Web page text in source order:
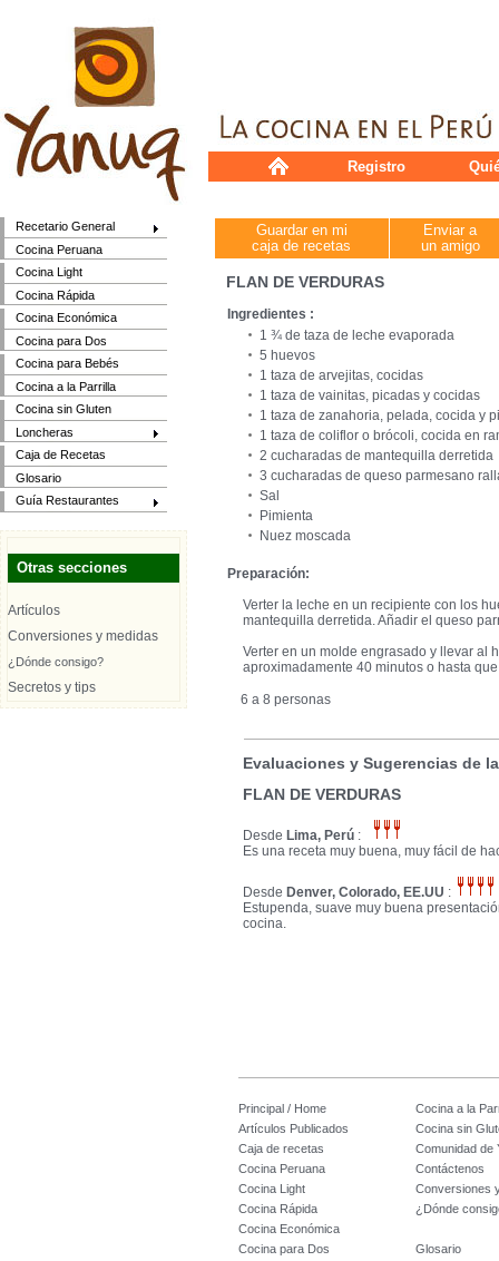
Recetario General
Cocina Peruana
Cocina Light
Cocina Rápida
Cocina Económica
Cocina para Dos
Cocina para Bebés
Cocina a la Parrilla
Cocina sin Gluten
Loncheras
Caja de Recetas
Glosario
Guía Restaurantes
Otras secciones
Artículos
Conversiones y medidas
¿Dónde consigo?
Secretos y tips
Registro
Guardar en mi
caja de recetas
Enviar a
un amigo
FLAN DE VERDURAS
Ingredientes :
1 ¾ de taza de leche evaporada
5 huevos
1 taza de arvejitas, cocidas
1 taza de vainitas, picadas y cocidas
1 taza de zanahoria, pelada, cocida y
1 taza de coliflor o brócoli, cocida en
2 cucharadas de mantequilla derretida
3 cucharadas de queso parmesano
Sal
Pimienta
Nuez moscada
Preparación:
Verter la leche en un recipiente con los
mantequilla derretida. Añadir el queso
Verter en un molde engrasado y llevar al
aproximadamente 40 minutos o hasta
6 a 8 personas
Evaluaciones y Sugerencias de
FLAN DE VERDURAS
Desde Lima, Perú :
Es una receta muy buena, muy fácil de
Desde Denver, Colorado, EE.UU :
Estupenda, suave muy buena
cocina.
Principal / Home
Cocina a la
Artículos Publicados
Cocina sin
Caja de recetas
Comunidad de
Cocina Peruana
Contáctenos
Cocina Light
Conversiones
Cocina Rápida
¿Dónde
Cocina Económica
Cocina para Dos
Glosario